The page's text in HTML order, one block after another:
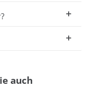
auch